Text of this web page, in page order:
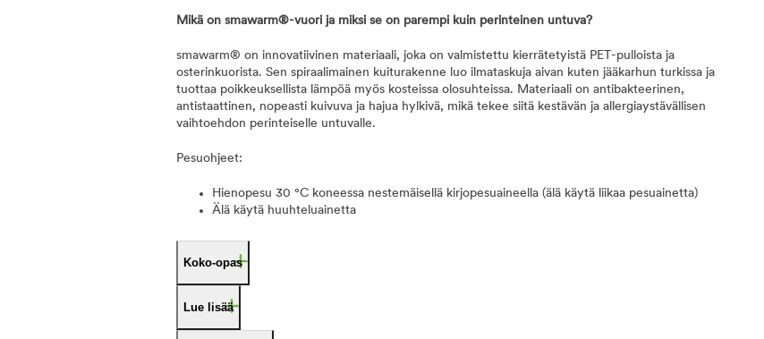
Mikä on smawarm®-vuori ja miksi se on parempi kuin perinteinen untuva?
smawarm® on innovatiivinen materiaali, joka on valmistettu kierrätetyistä PET-pulloista ja
osterinkuorista. Sen spiraalimainen kuiturakenne luo ilmataskuja aivan kuten jääkarhun turkissa ja
tuottaa poikkeuksellista lämpöä myös kosteissa olosuhteissa. Materiaali on antibakteerinen,
antistaattinen, nopeasti kuivuva ja hajua hylkivä, mikä tekee siitä kestävän ja allergiaystävällisen
vaihtoehdon perinteiselle untuvalle.
Pesuohjeet:
Hienopesu 30 °C koneessa nestemäisellä kirjopesuaineella (älä käytä liikaa pesuainetta)
Älä käytä huuhteluainetta
Koko-opas
Lue lisää